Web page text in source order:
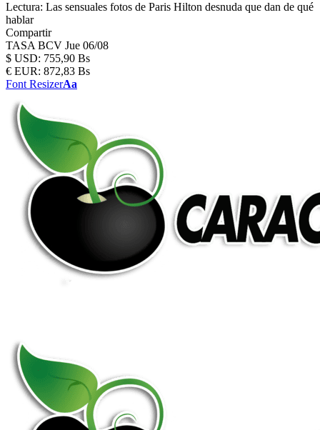
Lectura: Las sensuales fotos de Paris Hilton desnuda que dan de qué
hablar
Compartir
TASA BCV Jue 06/08
$ USD: 755,90 Bs
€ EUR: 872,83 Bs
Font ResizerAa